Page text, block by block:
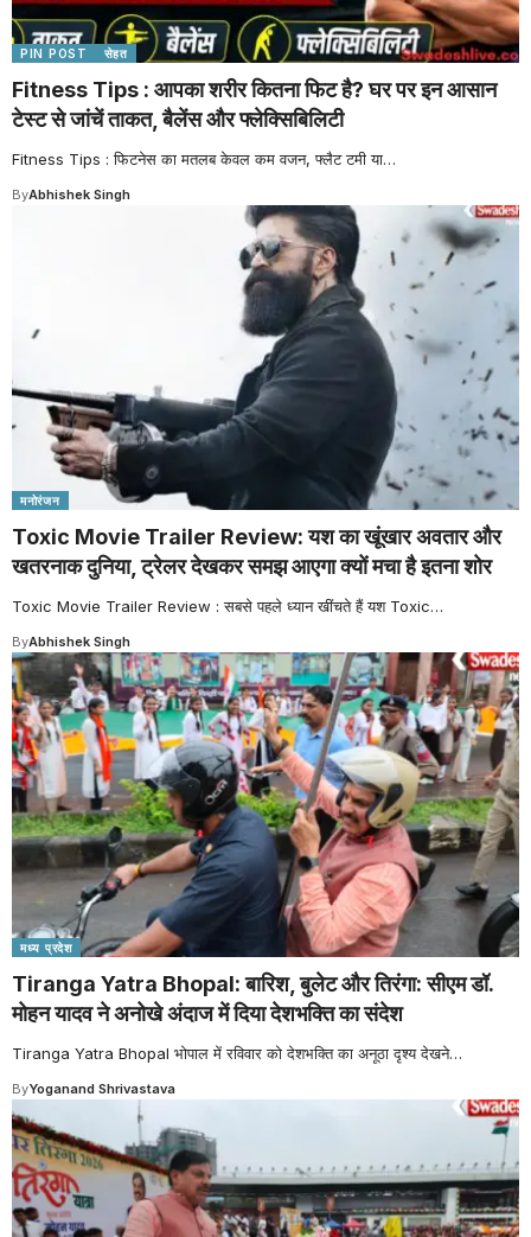
PIN POST सेहत
Fitness Tips : आपका शरीर कितना फिट है? घर पर इन आसान
टेस्ट से जांचें ताकत, बैलेंस और फ्लेक्सिबिलिटी
Fitness Tips : फिटनेस का मतलब केवल कम वजन, फ्लैट टमी या…
ByAbhishek Singh
मनोरंजन
Toxic Movie Trailer Review: यश का खूंखार अवतार और
खतरनाक दुनिया, ट्रेलर देखकर समझ आएगा क्यों मचा है इतना शोर
Toxic Movie Trailer Review : सबसे पहले ध्यान खींचते हैं यश Toxic…
ByAbhishek Singh
मध्य प्रदेश
Tiranga Yatra Bhopal: बारिश, बुलेट और तिरंगा: सीएम डॉ.
मोहन यादव ने अनोखे अंदाज में दिया देशभक्ति का संदेश
Tiranga Yatra Bhopal भोपाल में रविवार को देशभक्ति का अनूठा दृश्य देखने…
ByYoganand Shrivastava